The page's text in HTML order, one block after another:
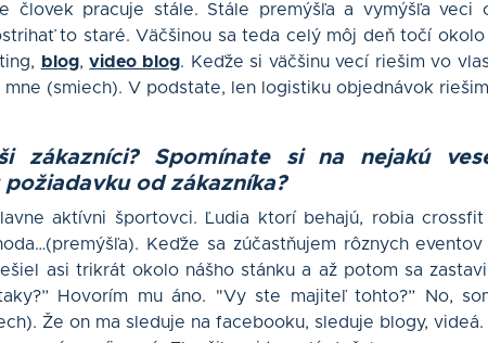
človek pracuje stále. Stále premýšľa a vymýšľa veci
to staré. Väčšinou sa teda celý môj deň točí
blog,video blog. Keďže si väčšinu vecí riešim vo
mne (smiech). V podstate, len logistiku objednávok
zákazníci? Spomínate si na nejakú
od zákazníka?
aktívni športovci. Ľudia ktorí behajú, robia
Keďže sa zúčastňujem rôznych
asi trikrát okolo nášho stánku a až potom sa
Hovorím mu áno. "Vy ste majiteľ tohto?” No,
Že on ma sleduje na facebooku, sleduje blogy,